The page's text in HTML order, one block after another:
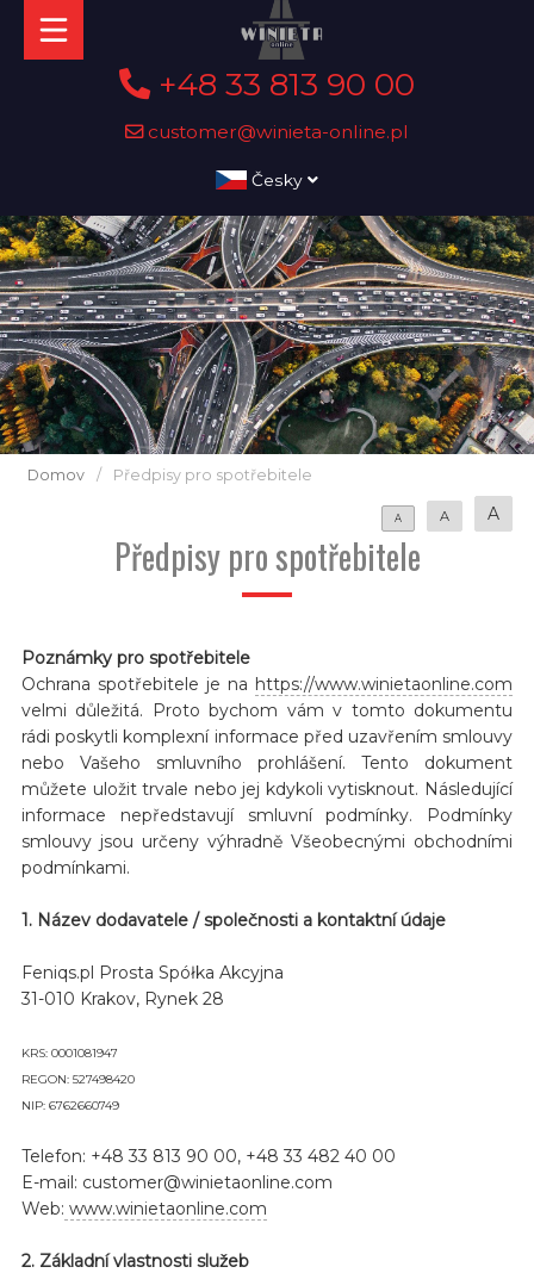
+48 33 813 90 00
customer@winieta-online.pl
Česky
Domov / Předpisy pro spotřebitele
A A A
Předpisy pro spotřebitele
Poznámky pro spotřebitele
Ochrana spotřebitele je na https://www.winietaonline.com
velmi důležitá. Proto bychom vám v tomto dokumentu
rádi poskytli komplexní informace před uzavřením smlouvy
nebo Vašeho smluvního prohlášení. Tento dokument
můžete uložit trvale nebo jej kdykoli vytisknout. Následující
informace nepředstavují smluvní podmínky. Podmínky
smlouvy jsou určeny výhradně Všeobecnými obchodními
podmínkami.
1. Název dodavatele / společnosti a kontaktní údaje
Feniqs.pl Prosta Spółka Akcyjna
31-010 Krakov, Rynek 28
KRS: 0001081947
REGON: 527498420
NIP: 6762660749
Telefon: +48 33 813 90 00, +48 33 482 40 00
E-mail: customer@winietaonline.com
Web: www.winietaonline.com
2. Základní vlastnosti služeb